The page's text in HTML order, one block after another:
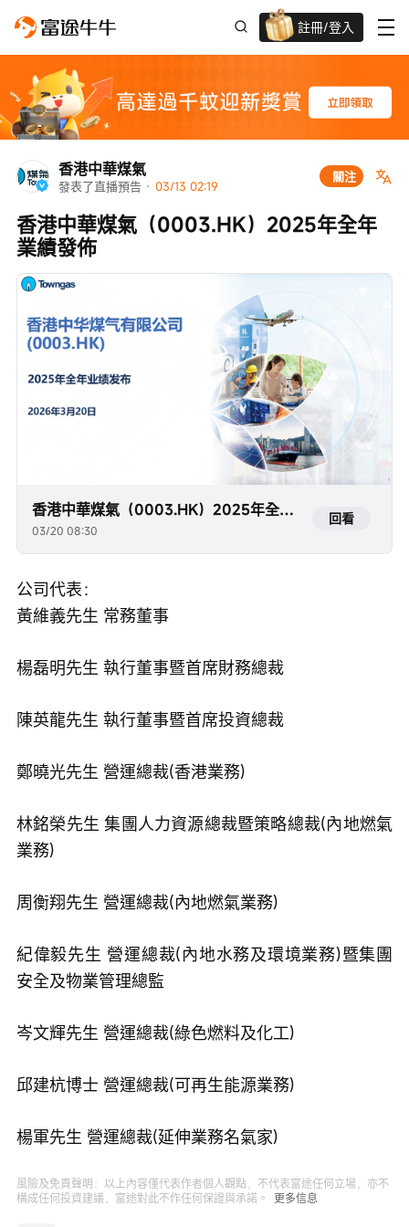
註冊/登入
迎新驚喜賞 股票/BTC等任你揀!
香港中華煤氣
發表了直播預告 · 03/13 02:19
關注
香港中華煤氣（0003.HK）2025年全年
業績發佈
香港中華煤氣（0003.HK）2025年全年業績發佈
03/20 08:30
回看
公司代表：
黃維義先生 常務董事
楊磊明先生 執行董事暨首席財務總裁
陳英龍先生 執行董事暨首席投資總裁
鄭曉光先生 營運總裁(香港業務)
林銘榮先生 集團人力資源總裁暨策略總裁(內地燃氣
業務)
周衡翔先生 營運總裁(內地燃氣業務)
紀偉毅先生 營運總裁(內地水務及環境業務)暨集團
安全及物業管理總監
岑文輝先生 營運總裁(綠色燃料及化工)
邱建杭博士 營運總裁(可再生能源業務)
楊軍先生 營運總裁(延伸業務名氣家)
風險及免責聲明：以上內容僅代表作者個人觀點，不代表富途任何立場，亦不
構成任何投資建議，富途對此不作任何保證與承諾。
更多信息